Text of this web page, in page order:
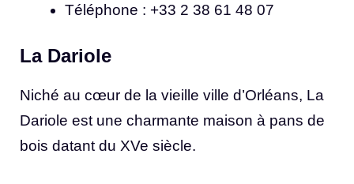
Téléphone : +33 2 38 61 48 07
La Dariole
Niché au cœur de la vieille ville d’Orléans, La
Dariole est une charmante maison à pans de
bois datant du XVe siècle.